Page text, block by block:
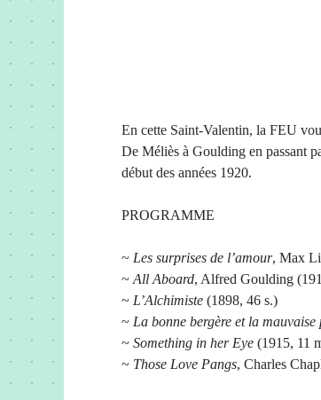
En cette Saint-Valentin, la FEU
De Méliès à Goulding en passant
début des années 1920.
PROGRAMME
~ Les surprises de l’amour, Max
~ All Aboard, Alfred Goulding
~ L’Alchimiste (1898, 46 s.)
~ La bonne bergère et la mauvaise
~ Something in her Eye (1915, 11
~ Those Love Pangs, Charles